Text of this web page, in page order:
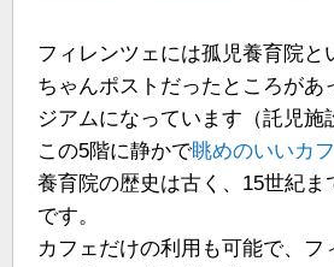
フィレンツェには孤児養育院と
ちゃんポストだったところがあ
ジアムになっています（託児施
この5階に静かで眺めのいいカ
養育院の歴史は古く、15世紀ま
です。
カフェだけの利用も可能で、フ